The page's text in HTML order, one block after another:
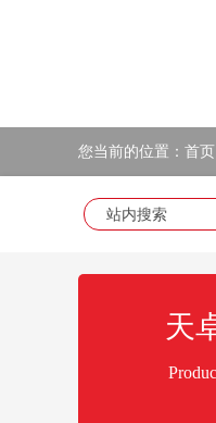
您当前的位置： 首页
天